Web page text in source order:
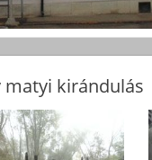
matyi kirándulás